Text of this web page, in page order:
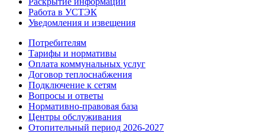
Работа в УСТЭК
Уведомления и извещения
Потребителям
Тарифы и нормативы
Оплата коммунальных услуг
Договор теплоснабжения
Подключение к сетям
Вопросы и ответы
Нормативно-правовая база
Центры обслуживания
Отопительный период 2026-2027